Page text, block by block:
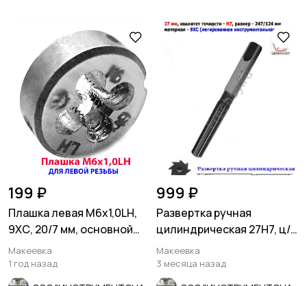
199 ₽
Плашка левая М6х1,0LH,
9ХС, 20/7 мм, основной
шаг, ГОСТ 9740-71.
Макеевка
1 год назад
999 ₽
Развертка ручная
цилиндрическая 27Н7, ц/
х, 9ХС, 247/124 мм, Z8,
СССР.
Макеевка
3 месяца назад